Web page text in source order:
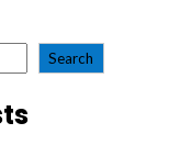
Search